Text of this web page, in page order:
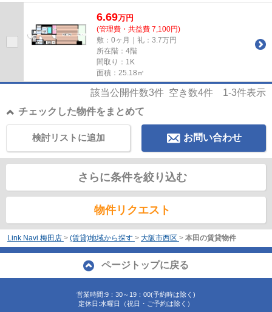
6.69万円
(管理費・共益費 7,100円)
敷：0ヶ月｜礼：3.7万円
所在階：4階
間取り：1K
面積：25.18㎡
該当公開件数3件 空き数4件 1-3件表示
チェックした物件をまとめて
お問い合わせ
検討リストに追加
さらに条件を絞り込む
物件リクエスト
Link Navi 梅田店 > (賃貸)地域から探す > 大阪市西区 > 本田の賃貸物件
ページトップに戻る
営業時間:9：30～19：00(予約時は除く)
定休日:水曜日（祝日・ご予約は除く）